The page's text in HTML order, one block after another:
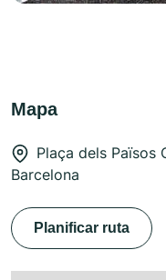
Mapa
Plaça dels Països
Barcelona
Planificar ruta